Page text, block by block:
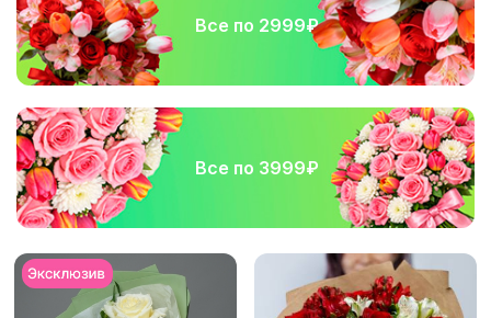
Все по 2999₽
Все по 3999₽